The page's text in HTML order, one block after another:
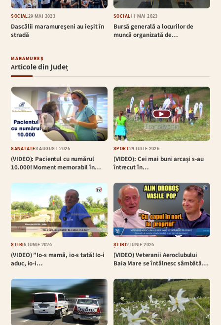
SOCIAL 29 MAI 2023
Dascălii maramureșeni au ieșit în
stradă
SOCIAL11 MAI 2023
Bursă generală a locurilor de
muncă organizată de…
MARAMUREȘ
Articole din Județ
SĂNĂTATE3 AUGUST 2026
(VIDEO): Pacientul cu numărul
10.000! Moment memorabil în…
▶
SPORT29 IULIE 2026
(VIDEO): Cei mai buni arcași s-au
întrecut în…
ȘTIRI6 IUNIE 2026
(VIDEO) ”Io-s mamă, io-s tată! Io-i
aduc, io-i…
ȘTIRI2 IUNIE 2026
(VIDEO) Veteranii Aeroclubului
Baia Mare se întâlnesc sâmbătă…